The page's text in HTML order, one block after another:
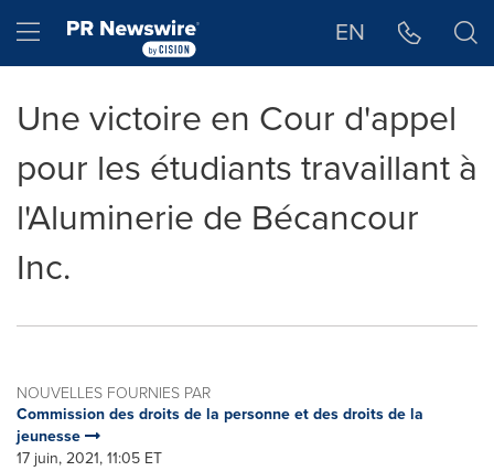
Hamburger menu EN
Une victoire en Cour d'appel
pour les étudiants travaillant à
l'Aluminerie de Bécancour
Inc.
NOUVELLES FOURNIES PAR
Commission des droits de la personne et des droits de la
jeunesse
17 juin, 2021, 11:05 ET